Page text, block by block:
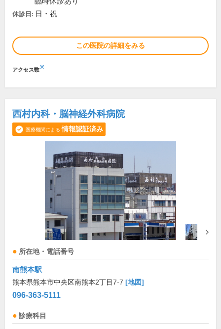
休診日: 日・祝
この医院の詳細をみる
アクセス数※
西村内科・脳神経外科病院
医療機関による 情報認証済み
所在地・電話番号
南熊本駅
熊本県熊本市中央区南熊本2丁目7-7 [地図]
096-363-5111
診療科目